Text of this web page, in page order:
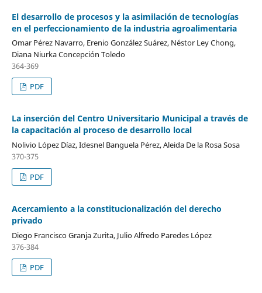
El desarrollo de procesos y la asimilación de tecnologías
en el perfeccionamiento de la industria agroalimentaria
Omar Pérez Navarro, Erenio González Suárez, Néstor Ley Chong,
Diana Niurka Concepción Toledo
364-369
PDF
La inserción del Centro Universitario Municipal a través de
la capacitación al proceso de desarrollo local
Nolivio López Díaz, Idesnel Banguela Pérez, Aleida De la Rosa Sosa
370-375
PDF
Acercamiento a la constitucionalización del derecho
privado
Diego Francisco Granja Zurita, Julio Alfredo Paredes López
376-384
PDF